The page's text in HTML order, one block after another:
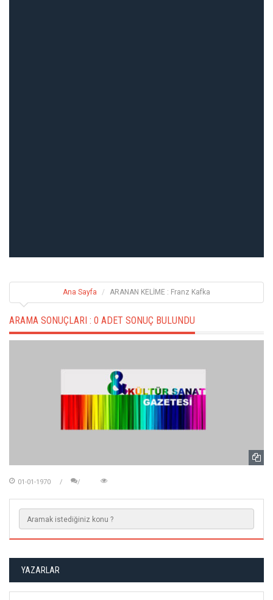
Ana Sayfa ARANAN KELİME : Franz Kafka
ARAMA SONUÇLARI : 0 ADET SONUÇ BULUNDU
01-01-1970
YAZARLAR